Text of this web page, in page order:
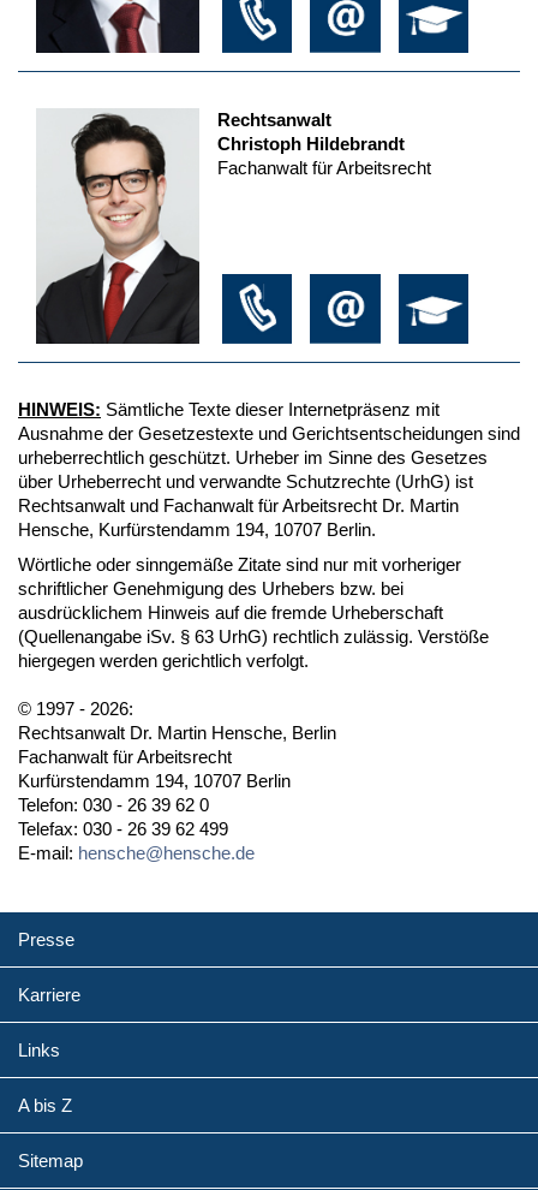
Rechtsanwalt
Christoph Hildebrandt
Fachanwalt für Arbeitsrecht
HINWEIS: Sämtliche Texte dieser Internetpräsenz mit
Ausnahme der Gesetzestexte und Gerichtsentscheidungen sind
urheberrechtlich geschützt. Urheber im Sinne des Gesetzes
über Urheberrecht und verwandte Schutzrechte (UrhG) ist
Rechtsanwalt und Fachanwalt für Arbeitsrecht Dr. Martin
Hensche, Kurfürstendamm 194, 10707 Berlin.
Wörtliche oder sinngemäße Zitate sind nur mit vorheriger
schriftlicher Genehmigung des Urhebers bzw. bei
ausdrücklichem Hinweis auf die fremde Urheberschaft
(Quellenangabe iSv. § 63 UrhG) rechtlich zulässig. Verstöße
hiergegen werden gerichtlich verfolgt.
© 1997 - 2026:
Rechtsanwalt Dr. Martin Hensche, Berlin
Fachanwalt für Arbeitsrecht
Kurfürstendamm 194, 10707 Berlin
Telefon: 030 - 26 39 62 0
Telefax: 030 - 26 39 62 499
E-mail: hensche@hensche.de
Presse
Karriere
Links
A bis Z
Sitemap